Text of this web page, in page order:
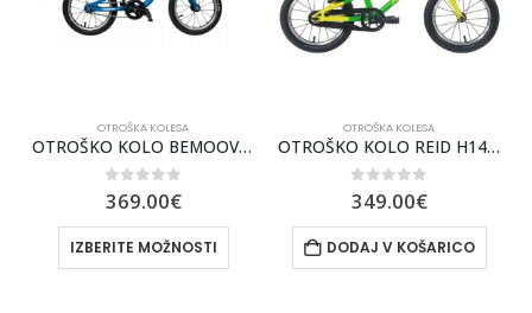
OTROŠKA KOLESA
OTROŠKO KOLO BEMOOV M14
0out of 5
369.00€
IZBERITE MOŽNOSTI
OTROŠKA KOLESA
OTROŠKO KOLO REID H14 ZELEN
0 out of 5
349.00€
DODAJ V KOŠARICO